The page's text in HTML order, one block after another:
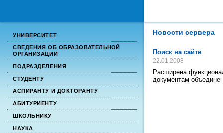
УНИВЕРСИТЕТ
СВЕДЕНИЯ ОБ ОБРАЗОВАТЕЛЬНОЙ
ОРГАНИЗАЦИИ
ПОДРАЗДЕЛЕНИЯ
СТУДЕНТУ
АСПИРАНТУ И ДОКТОРАНТУ
АБИТУРИЕНТУ
ШКОЛЬНИКУ
НАУКА
Новости сервера
Поиск на сайте
22.01.2008
Расширена
документам